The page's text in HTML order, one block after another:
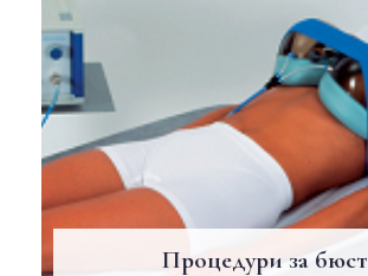
Процедури за бюст